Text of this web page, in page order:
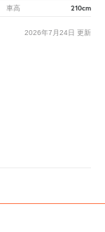
車高 210cm
2026年7月24日 更新